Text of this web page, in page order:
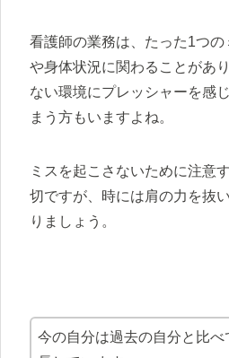
看護師の業務は、たった1つ
や身体状況に関わることがあ
ない環境にプレッシャーを感
まう方もいますよね。
ミスを起こさないために注意
切ですが、時には肩の力を抜
りましょう。
今の自分は過去の自分と比べ